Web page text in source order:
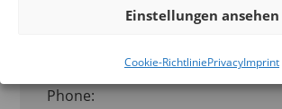
Einstellungen ansehen
Cookie-RichtliniePrivacyImprint
DEUTSCHES ARCHITEKTURMUSEUM
Phone: